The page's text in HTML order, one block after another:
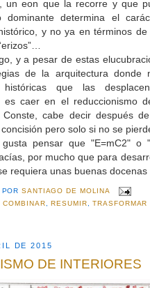
un eon que la recorre y que
dominante determina el
y no ya en términos de
y a pesar de estas
de la arquitectura donde
históricas que las
es caer en el reduccionismo
Conste, cabe decir después
pero solo si no se
pensar que "E=mC2" o
por mucho que para
requiera unas buenas docenas
PORSANTIAGO DE MOLINA
COMBINAR,RESUMIR,TRASFORMAR
DE 2015
DE INTERIORES